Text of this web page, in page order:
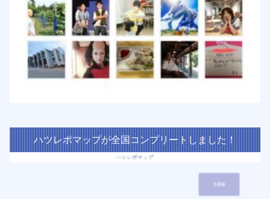
ハツレポマップが全国コンプリートしました！